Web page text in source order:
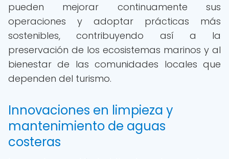
pueden mejorar continuamente sus
operaciones y adoptar prácticas más
sostenibles, contribuyendo así a la
preservación de los ecosistemas marinos y al
bienestar de las comunidades locales que
dependen del turismo.
Innovaciones en limpieza y
mantenimiento de aguas
costeras